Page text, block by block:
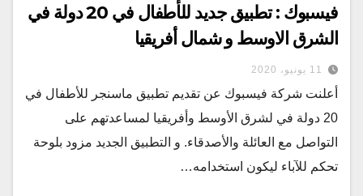
فيسبوك : تطبيق جديد للأطفال في 20 دولة في
الشرق الاوسط و شمال أفريقيا
11 يونيو، 2020
أعلنت شركة فيسبوك عن تقديم تطبيق ماسنجر للأطفال في
20 دولة في لشرق الأوسط وأفريقيا لمساعدتهم على
التواصل مع العائلة والأصدقاء. و التطبيق الجديد مزود بلوحة
تحكم للآباء ليكون استخدامه…